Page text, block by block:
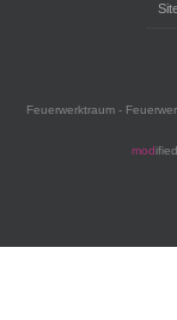
Feuerwerktraum -
mod